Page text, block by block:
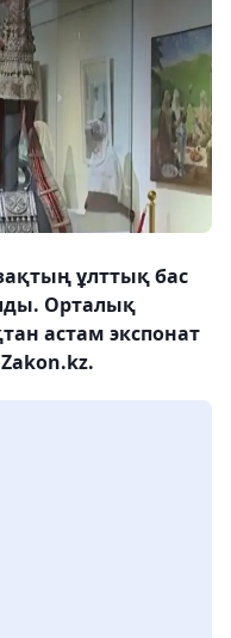
ұлттық бас
Орталық
астам экспонат